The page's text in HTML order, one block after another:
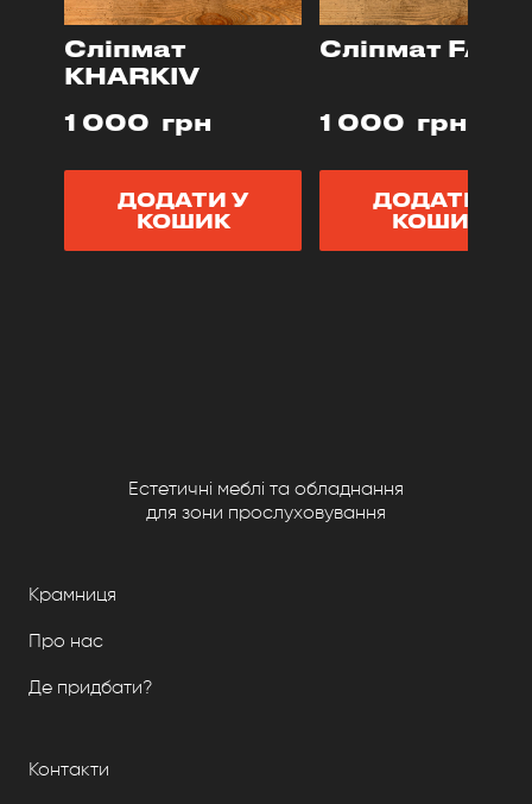
Сліпмат
KHARKIV
1 000  грн
ДОДАТИ У
КОШИК
Сліпмат FAN
1 000  грн
ДОДАТИ У
КОШИК
Естетичні меблі та обладнання
для зони прослуховування
Крамниця
Про нас
Де придбати?
Контакти